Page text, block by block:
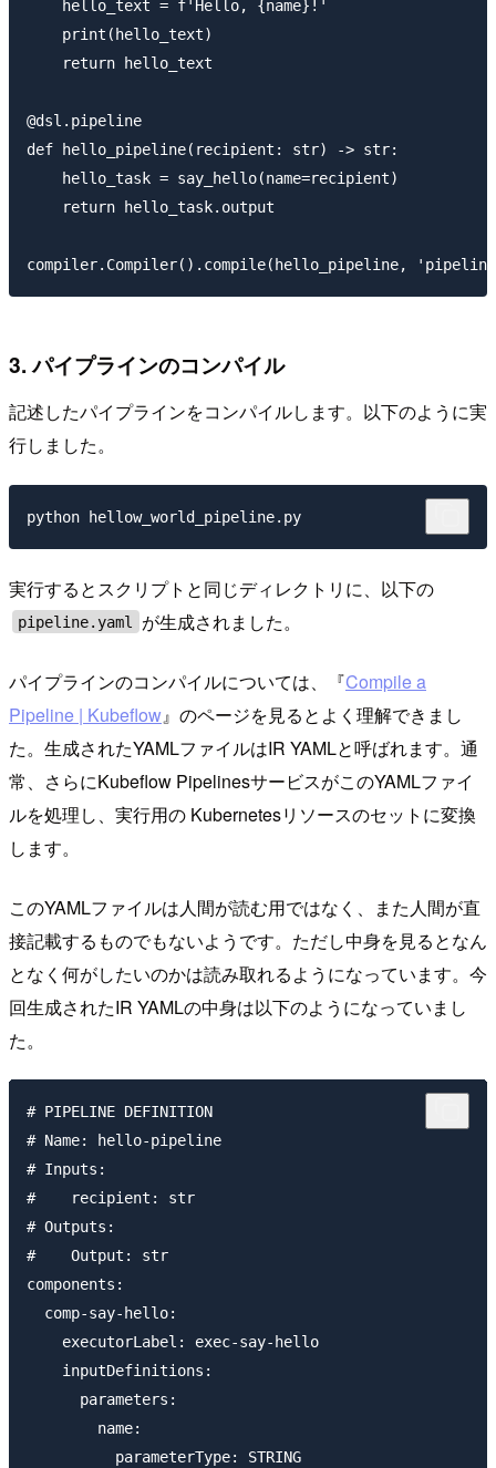
    hello_text = f'Hello, {name}!'
    print(hello_text)
    return hello_text
@dsl.pipeline
def hello_pipeline(recipient: str) -> str:
    hello_task = say_hello(name=recipient)
    return hello_task.output
3. パイプラインのコンパイル
記述したパイプラインをコンパイルします。以下のように実
行しました。
実行するとスクリプトと同じディレクトリに、以下の
pipeline.yaml が生成されました。
パイプラインのコンパイルについては、『Compile a
Pipeline | Kubeflow』のページを見るとよく理解できまし
た。生成されたYAMLファイルはIR YAMLと呼ばれます。通
常、さらにKubeflow PipelinesサービスがこのYAMLファイ
ルを処理し、実行用の Kubernetesリソースのセットに変換
します。
このYAMLファイルは人間が読む用ではなく、また人間が直
接記載するものでもないようです。ただし中身を見るとなん
となく何がしたいのかは読み取れるようになっています。今
回生成されたIR YAMLの中身は以下のようになっていまし
た。
# PIPELINE DEFINITION
# Name: hello-pipeline
# Inputs:
#    recipient: str
# Outputs:
#    Output: str
components:
  comp-say-hello:
    executorLabel: exec-say-hello
    inputDefinitions:
      parameters:
        name:
          parameterType: STRING